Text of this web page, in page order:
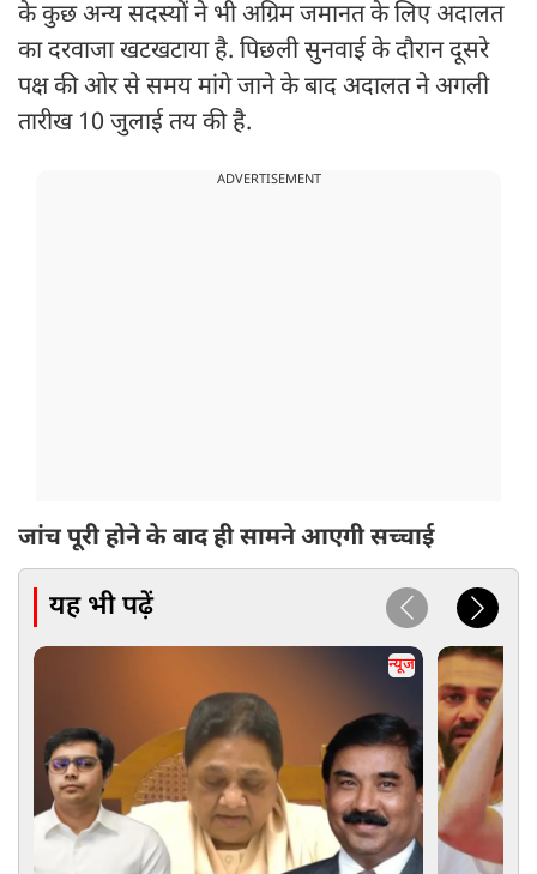
के कुछ अन्य सदस्यों ने भी अग्रिम जमानत के लिए अदालत
का दरवाजा खटखटाया है. पिछली सुनवाई के दौरान दूसरे
पक्ष की ओर से समय मांगे जाने के बाद अदालत ने अगली
तारीख 10 जुलाई तय की है.
ADVERTISEMENT
जांच पूरी होने के बाद ही सामने आएगी सच्चाई
यह भी पढ़ें
न्यूज